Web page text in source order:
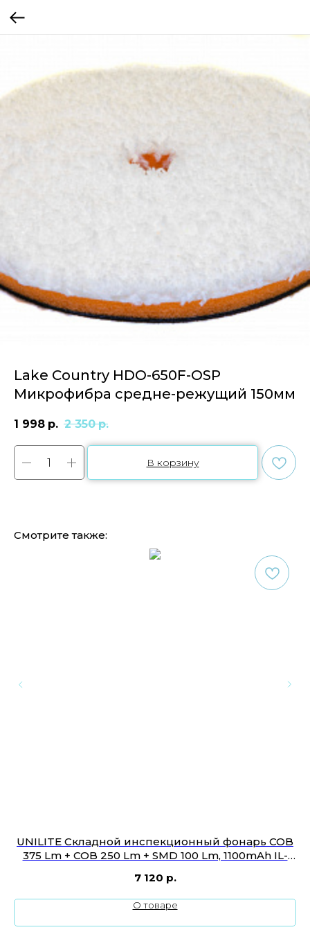
Lake Country HDO-650F-OSP
Микрофибра средне-режущий 150мм
1 998 р. 2 350 р.
В корзину
Смотрите также:
UNILITE Складной инспекционный фонарь COB
375 Lm + COB 250 Lm + SMD 100 Lm, 1100mAh IL-
7 120 р.
О товаре